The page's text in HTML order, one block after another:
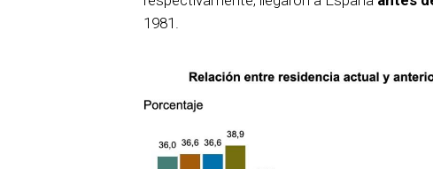
1981.